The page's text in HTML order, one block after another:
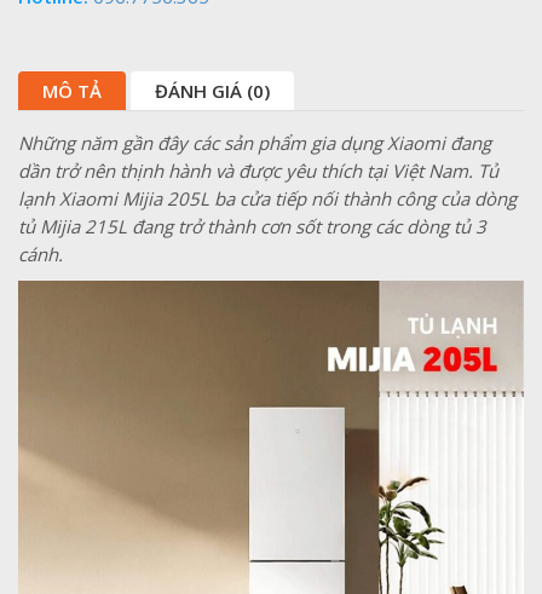
MÔ TẢ ĐÁNH GIÁ (0)
Những năm gần đây các sản phẩm gia dụng Xiaomi đang
dần trở nên thịnh hành và được yêu thích tại Việt Nam. Tủ
lạnh Xiaomi Mijia 205L ba cửa tiếp nối thành công của dòng
tủ Mijia 215L đang trở thành cơn sốt trong các dòng tủ 3
cánh.